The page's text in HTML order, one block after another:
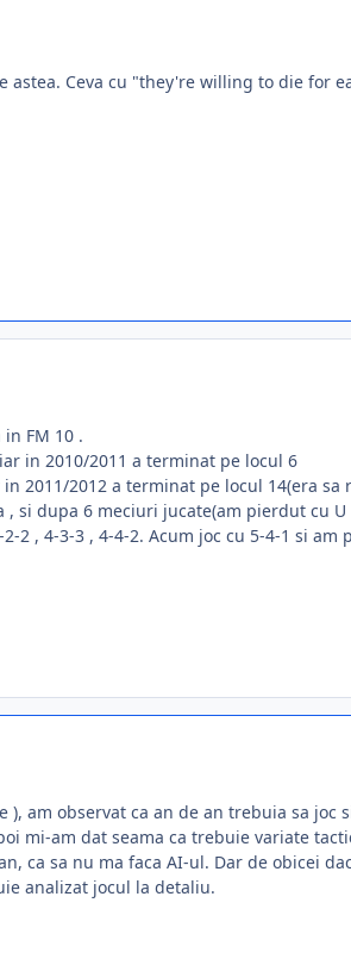
Ceva cu "they're willing to die for
FM 10 .
in 2010/2011 a terminat pe locul 6
2011/2012 a terminat pe locul 14(era sa
si dupa 6 meciuri jucate(am pierdut cu U
2 , 4-3-3 , 4-4-2. Acum joc cu 5-4-1 si am
), am observat ca an de an trebuia sa
mi-am dat seama ca trebuie variate
ca sa nu ma faca AI-ul. Dar de obicei
analizat jocul la detaliu.